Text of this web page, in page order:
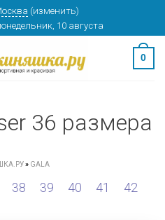
(изменить)
10 августа
0
36 размера
» GALA
38 39 40 41 42